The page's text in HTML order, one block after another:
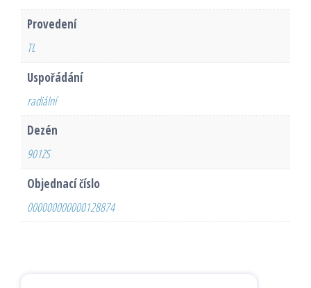
Provedení
TL
Uspořádání
radiální
Dezén
901ZS
Objednací číslo
000000000000128874